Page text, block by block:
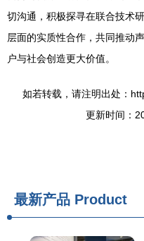
切沟通，积极探寻在联合技术
层面的实质性合作，共同推动
户与社会创造更大价值。
如若转载，请注明出处：
更新时间：
最新产品 Product